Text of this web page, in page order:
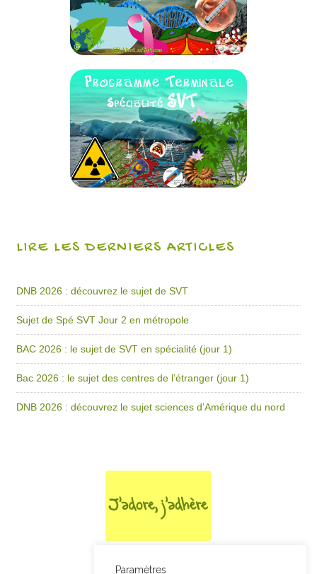
LIRE LES DERNIERS ARTICLES
DNB 2026 : découvrez le sujet de SVT
Sujet de Spé SVT Jour 2 en métropole
BAC 2026 : le sujet de SVT en spécialité (jour 1)
Bac 2026 : le sujet des centres de l’étranger (jour 1)
DNB 2026 : découvrez le sujet sciences d’Amérique du nord
Paramètres